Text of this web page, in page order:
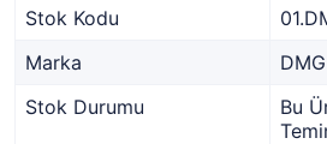
Stok Kodu
Marka
DMG
Stok Durumu
Bu